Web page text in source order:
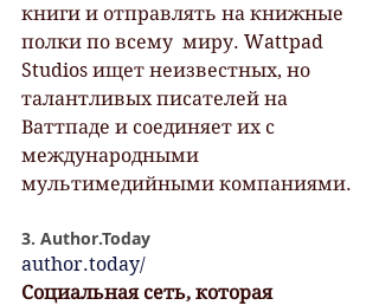
книги и отправлять на книжные
полки по всему  миру. Wattpad
Studios ищет неизвестных, но
талантливых писателей на
Ваттпаде и соединяет их с
международными
мультимедийными компаниями.
3. Author.Today
author.today/
Социальная сеть, которая